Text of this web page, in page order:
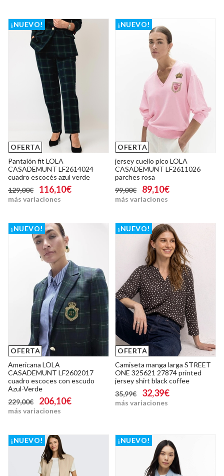
OFERTA
¡NUEVO!
Pantalón fit LOLA
CASADEMUNT LF2614024
cuadro escocés azul verde
129,00€
116,10€
más variaciones
OFERTA
¡NUEVO!
jersey cuello pico LOLA
CASADEMUNT LF2611026
parches rosa
99,00€
89,10€
más variaciones
OFERTA
¡NUEVO!
Americana LOLA
CASADEMUNT LF2602017
cuadro escoces con escudo
Azul-Verde
229,00€
206,10€
más variaciones
OFERTA
¡NUEVO!
Camiseta manga larga STREET
ONE 325621 27874 printed
jersey shirt black coffee
35,99€
32,39€
más variaciones
¡NUEVO! ¡NUEVO!